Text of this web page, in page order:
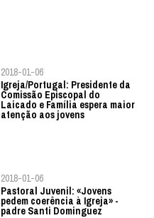
2018-01-06
Igreja/Portugal: Presidente da
Comissão Episcopal do
Laicado e Família espera maior
atenção aos jovens
2018-01-06
Pastoral Juvenil: «Jovens
pedem coerência à Igreja» -
padre Santi Dominguez